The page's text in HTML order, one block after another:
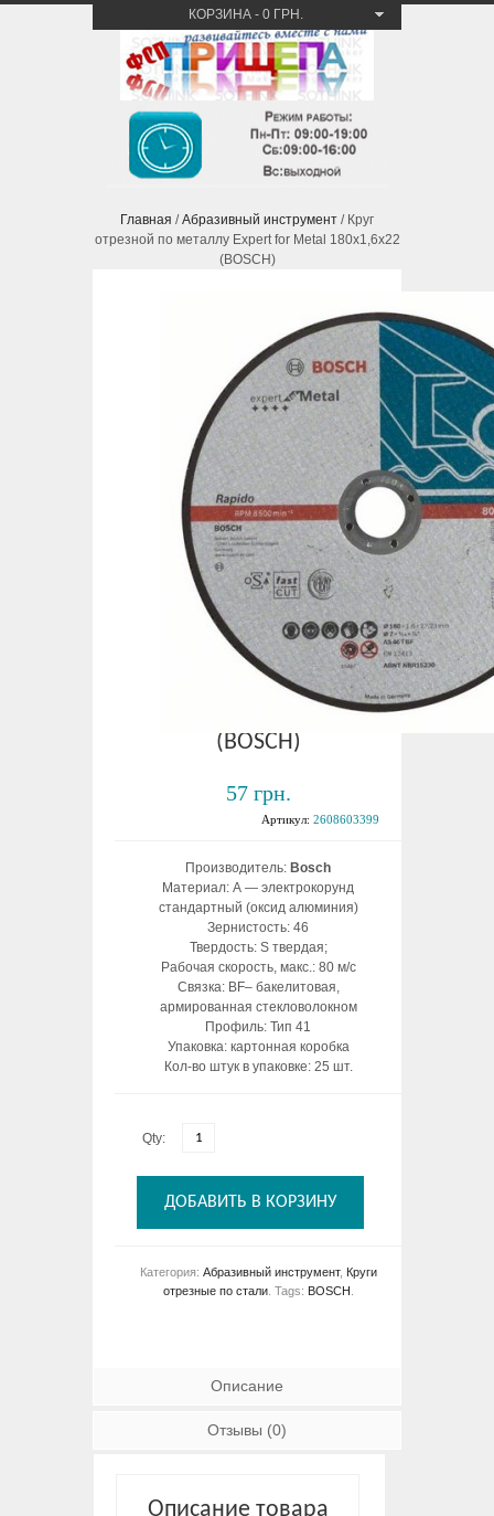
КОРЗИНА - 0 ГРН.
Главная /Абразивный инструмент / Круг
отрезной по металлу Expert for Metal 180х1,6х22
(BOSCH)
Круг отрезной по
металлу Expert for
Metal 180х1,6х22
(BOSCH)
57 грн.
Артикул: 2608603399
Производитель: Bosch
Материал: А — электрокорунд
стандартный (оксид алюминия)
Зернистость: 46
Твердость: S твердая;
Рабочая скорость, макс.: 80 м/с
Связка: BF– бакелитовая,
армированная стекловолокном
Профиль: Тип 41
Упаковка: картонная коробка
Кол-во штук в упаковке: 25 шт.
Qty:
ДОБАВИТЬ В КОРЗИНУ
Категория: Абразивный инструмент, Круги
отрезные по стали. Tags: BOSCH
Описание
Отзывы (0)
Описание товара